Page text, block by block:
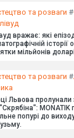
та розваги #
вражає: які
історії
мільйонів
та розваги #
Львова пролунали
"Скрябіна": MONATIK
попурі до